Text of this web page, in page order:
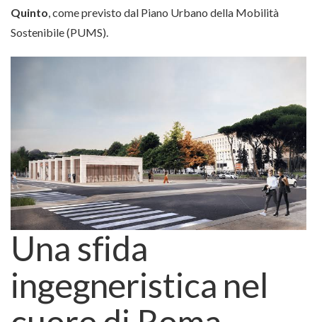
Quinto , come previsto dal Piano Urbano della Mobilità
Sostenibile (PUMS).
Una sfida
ingegneristica nel